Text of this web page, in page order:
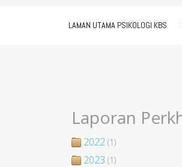
LAMAN UTAMA PSIKOLOGI KBS
Laporan
2022 (1)
2023 (1)